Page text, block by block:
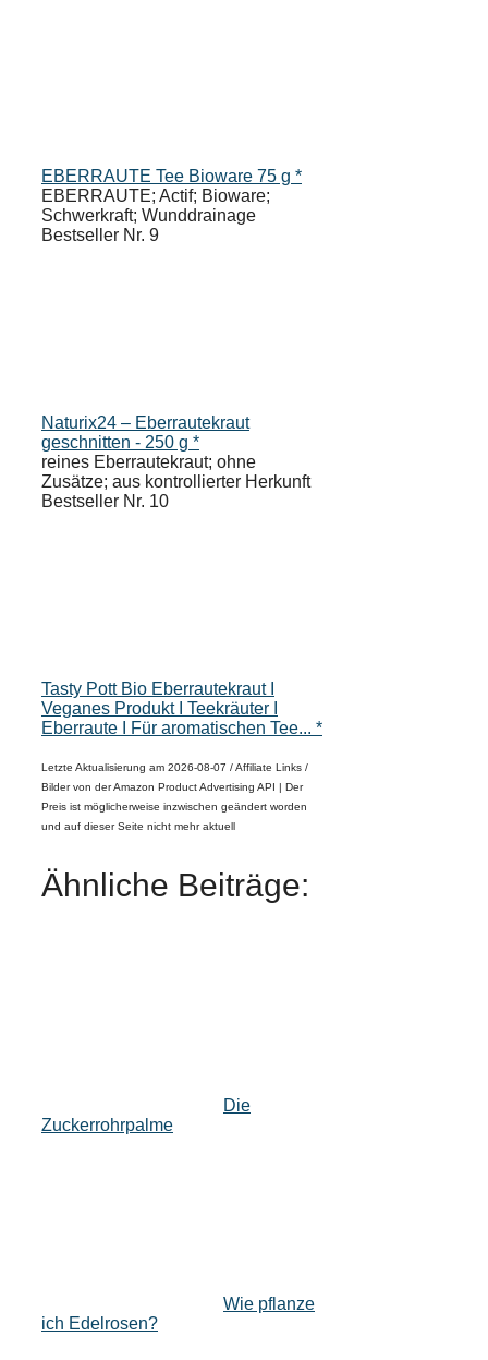
EBERRAUTE Tee Bioware 75 g *
EBERRAUTE; Actif; Bioware;
Schwerkraft; Wunddrainage
Bestseller Nr. 9
Naturix24 – Eberrautekraut
geschnitten - 250 g *
reines Eberrautekraut; ohne
Zusätze; aus kontrollierter Herkunft
Bestseller Nr. 10
Tasty Pott Bio Eberrautekraut I
Veganes Produkt I Teekräuter I
Eberraute I Für aromatischen Tee... *
Letzte Aktualisierung am 2026-08-07 / Affiliate Links /
Bilder von der Amazon Product Advertising API | Der
Preis ist möglicherweise inzwischen geändert worden
und auf dieser Seite nicht mehr aktuell
Ähnliche Beiträge:
Die
Zuckerrohrpalme
Wie pflanze
ich Edelrosen?